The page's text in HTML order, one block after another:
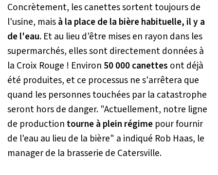
Concrètement, les canettes sortent toujours de
l'usine, maisà la place de la bière habituelle, il y a
de l'eau. Et au lieu d'être mises en rayon dans les
supermarchés, elles sont directement données à
la Croix Rouge ! Environ 50 000 canettes ont déjà
été produites, et ce processus ne s'arrêtera que
quand les personnes touchées par la catastrophe
seront hors de danger. "Actuellement, notre ligne
de production tourne à plein régime pour fournir
de l'eau au lieu de la bière" a indiqué Rob Haas, le
manager de la brasserie de Catersville.